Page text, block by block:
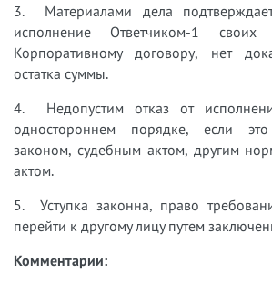
3. Материалами дела
исполнение Ответчиком-1 своих
Корпоративному договору, нет
остатка суммы.
4. Недопустим отказ от
одностороннем порядке, если
законом, судебным актом, другим
актом.
5. Уступка законна, право
перейти к другому лицу путем
Комментарии: